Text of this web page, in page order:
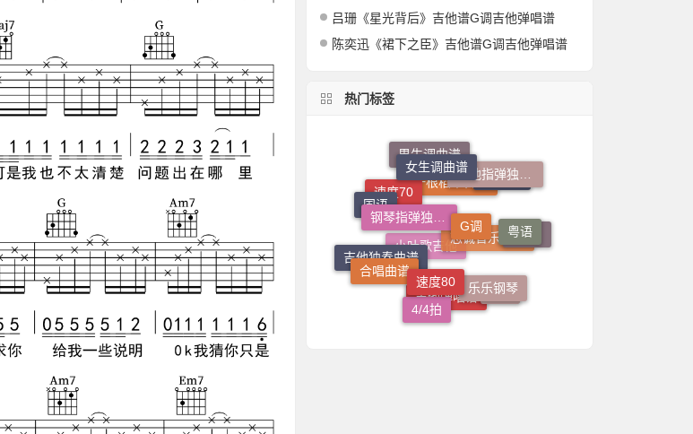
吕珊《星光背后》吉他谱G调吉他弹唱谱
陈奕迅《裙下之臣》吉他谱G调吉他弹唱谱
热门标签
4/4拍
吉他弹唱谱
C调
速度80
合唱曲谱
吉他独奏曲谱
小叶歌吉他
志诚音乐吉他
2/4拍
G调
钢琴指弹独奏谱
国语
速度70一根稻草吉他
速度65
吉他指弹独奏谱
女生调曲谱
男生调曲谱